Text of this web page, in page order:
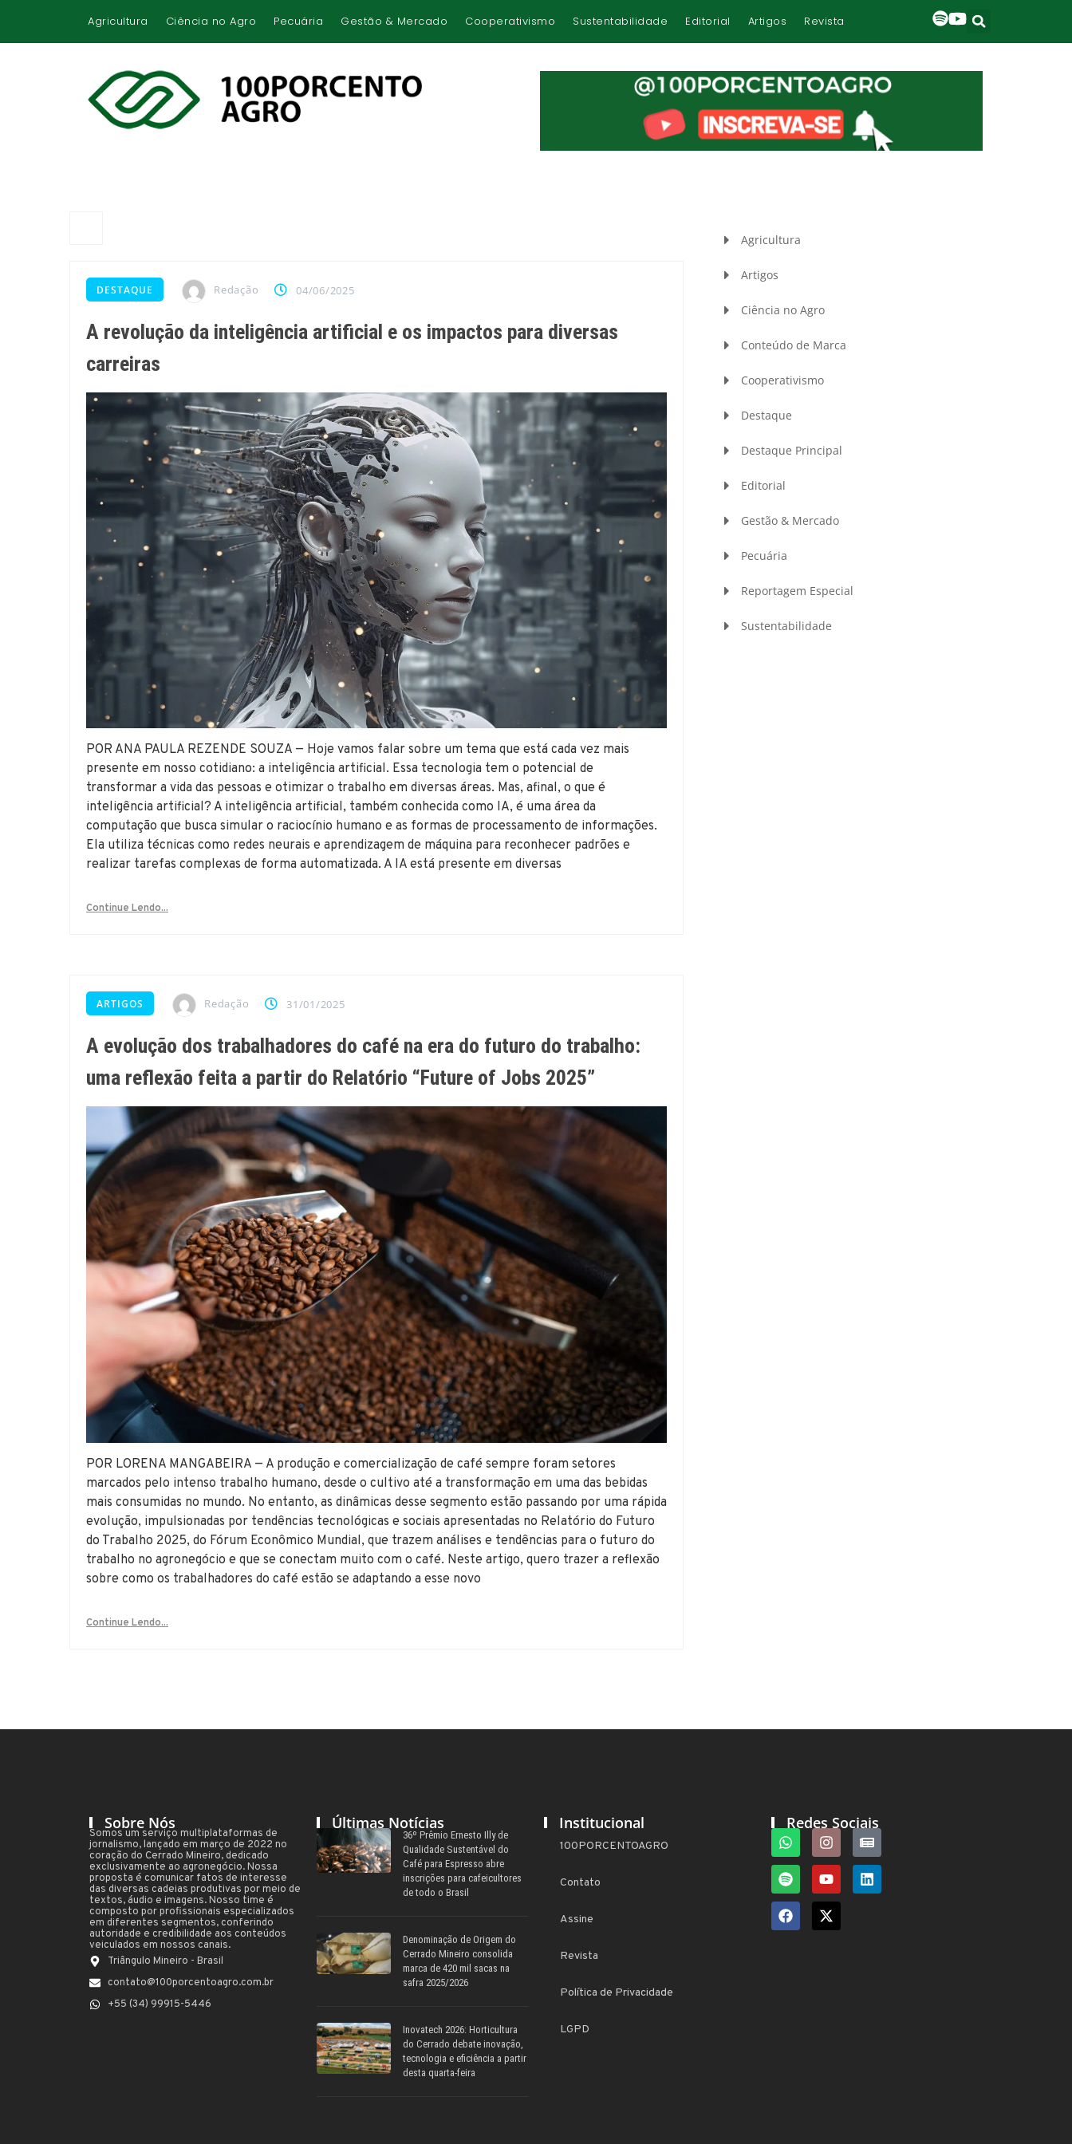
Agricultura Ciência no Agro Pecuária Gestão & Mercado Cooperativismo Sustentabilidade Editorial Artigos Revista
DESTAQUE Redação 04/06/2025
A revolução da inteligência artificial e os impactos para diversas
carreiras
POR ANA PAULA REZENDE SOUZA — Hoje vamos falar sobre um tema que está cada vez mais
presente em nosso cotidiano: a inteligência artificial. Essa tecnologia tem o potencial de
transformar a vida das pessoas e otimizar o trabalho em diversas áreas. Mas, afinal, o que é
inteligência artificial? A inteligência artificial, também conhecida como IA, é uma área da
computação que busca simular o raciocínio humano e as formas de processamento de informações.
Ela utiliza técnicas como redes neurais e aprendizagem de máquina para reconhecer padrões e
realizar tarefas complexas de forma automatizada. A IA está presente em diversas
Continue Lendo...
ARTIGOS Redação 31/01/2025
A evolução dos trabalhadores do café na era do futuro do trabalho:
uma reflexão feita a partir do Relatório “Future of Jobs 2025”
POR LORENA MANGABEIRA — A produção e comercialização de café sempre foram setores
marcados pelo intenso trabalho humano, desde o cultivo até a transformação em uma das bebidas
mais consumidas no mundo. No entanto, as dinâmicas desse segmento estão passando por uma rápida
evolução, impulsionadas por tendências tecnológicas e sociais apresentadas no Relatório do Futuro
do Trabalho 2025, do Fórum Econômico Mundial, que trazem análises e tendências para o futuro do
trabalho no agronegócio e que se conectam muito com o café. Neste artigo, quero trazer a reflexão
sobre como os trabalhadores do café estão se adaptando a esse novo
Continue Lendo...
Agricultura
Artigos
Ciência no Agro
Conteúdo de Marca
Cooperativismo
Destaque
Destaque Principal
Editorial
Gestão & Mercado
Pecuária
Reportagem Especial
Sustentabilidade
Sobre Nós
Somos um serviço multiplataformas de
jornalismo, lançado em março de 2022 no
coração do Cerrado Mineiro, dedicado
exclusivamente ao agronegócio. Nossa
proposta é comunicar fatos de interesse
das diversas cadeias produtivas por meio de
textos, áudio e imagens. Nosso time é
composto por profissionais especializados
em diferentes segmentos, conferindo
autoridade e credibilidade aos conteúdos
veiculados em nossos canais.
Triângulo Mineiro - Brasil
contato@100porcentoagro.com.br
+55 (34) 99915-5446
Últimas Notícias
36º Prêmio Ernesto Illy de
Qualidade Sustentável do
Café para Espresso abre
inscrições para cafeicultores
de todo o Brasil
Denominação de Origem do
Cerrado Mineiro consolida
marca de 420 mil sacas na
safra 2025/2026
Inovatech 2026: Horticultura
do Cerrado debate inovação,
tecnologia e eficiência a partir
desta quarta-feira
Institucional
100PORCENTOAGRO
Contato
Assine
Revista
Política de Privacidade
LGPD
Redes Sociais